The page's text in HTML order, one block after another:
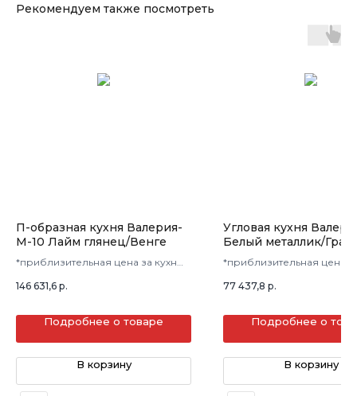
Рекомендуем также посмотреть
П-образная кухня Валерия-
М-10 Лайм глянец/Венге
*приблизительная цена за кухню
146 631,6 р.
Подробнее о товаре
В корзину
Угловая кухня
Белый металлик/
металлик
*приблизительная цена
77 437,8 р.
Подробнее о
В корзину